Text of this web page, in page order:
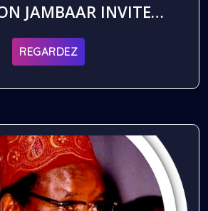
JAMBAAR INVITE
BA RÉPUBLIQUE
LE 26 09 2025
REGARDEZ